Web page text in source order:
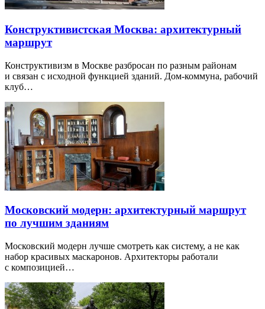
Конструктивистская Москва: архитектурный
маршрут
Конструктивизм в Москве разбросан по разным районам
и связан с исходной функцией зданий. Дом-коммуна, рабочий
клуб…
Московский модерн: архитектурный маршрут
по лучшим зданиям
Московский модерн лучше смотреть как систему, а не как
набор красивых маскаронов. Архитекторы работали
с композицией…